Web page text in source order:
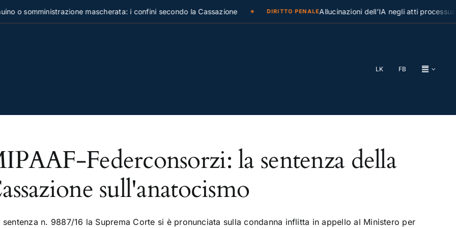
o somministrazione mascherata: i confini secondo la Cassazione DIRITTO PENALEAllucinazioni dell’IA negli atti
LK FB
Federconsorzi: la sentenza della
sull'anatocismo
sentenza n. 9887/16 la Suprema Corte si è pronunciata sulla condanna inflitta in appello al Ministero per